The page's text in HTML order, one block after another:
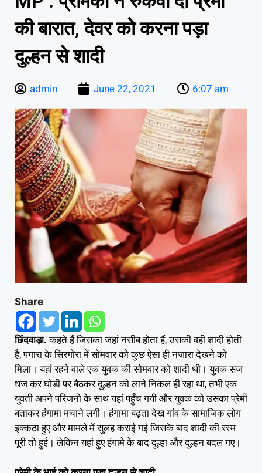
की बारात, देवर को करना पड़ा
दुल्हन से शादी
admin June 22, 2021 6:07 am
Share
छिंदवाड़ा. कहते हैं जिसका जहां नसीब होता हैं, उसकी वही शादी होती
है, पगारा के सिरगोरा में सोमवार को कुछ ऐसा ही नजारा देखने को
मिला। यहां रहने वाले एक युवक की सोमवार को शादी थी। युवक सज
धज कर घोडी पर बैठकर दुल्हन को लाने निकल ही रहा था, तभी एक
युवती अपने परिजनो के साथ यहां पहुँच गयी और युवक को उसका प्रेमी
बताकर हंगामा मचाने लगी। हंगामा बढ़ता देख गांव के सामाजिक लोग
इक्कठा हुए और मामले में सुलह कराई गई जिसके बाद शादी की रस्म
पूरी तो हुई। लेकिन यहां हुए हंगामे के बाद दूल्हा और दुल्हन बदल गए।